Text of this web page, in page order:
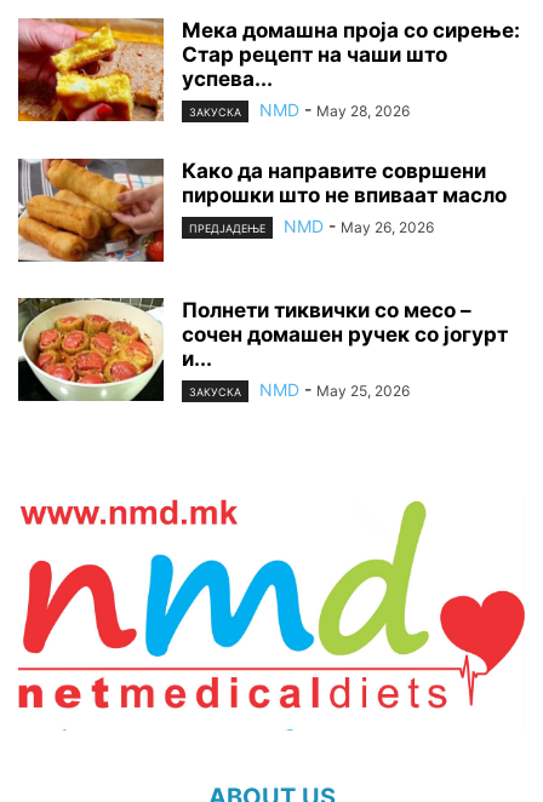
Мека домашна проја со сирење:
Стар рецепт на чаши што
успева...
ЗАКУСКА NMD - May 28, 2026
Како да направите совршени
пирошки што не впиваат масло
ПРЕДЈАДЕЊЕ NMD - May 26, 2026
Полнети тиквички со месо –
сочен домашен ручек со јогурт
и...
ЗАКУСКА NMD - May 25, 2026